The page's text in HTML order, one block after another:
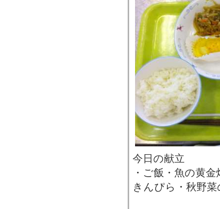
今日の献立
・ご飯・魚の黄
きんぴら・秋野